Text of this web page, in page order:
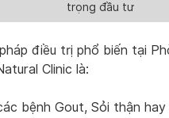
trọng đầu tư
điều trị phổ biến tại
Clinic là:
bệnh Gout, Sỏi thận hay